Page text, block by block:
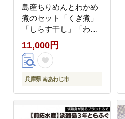
島産ちりめんとわかめ
煮のセット「くぎ煮」
「しらす干し」「わか
め煮」
11,000円
兵庫県 南あわじ市